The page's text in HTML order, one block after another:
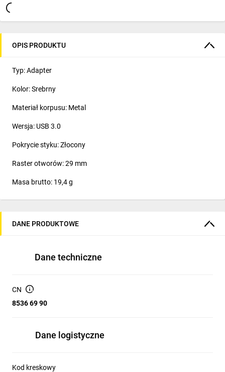
OPIS PRODUKTU
Typ: Adapter
Kolor: Srebrny
Materiał korpusu: Metal
Wersja: USB 3.0
Pokrycie styku: Złocony
Raster otworów: 29 mm
Masa brutto: 19,4 g
DANE PRODUKTOWE
Dane techniczne
CN
8536 69 90
Dane logistyczne
Kod kreskowy